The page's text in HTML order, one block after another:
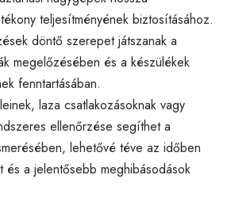
teljesítményének biztosításához.
döntő szerepet játszanak a
megelőzésében és a készülékek
fenntartásában.
laza csatlakozásoknak vagy
ellenőrzése segíthet a
lehetővé téve az időben
és a jelentősebb meghibásodások